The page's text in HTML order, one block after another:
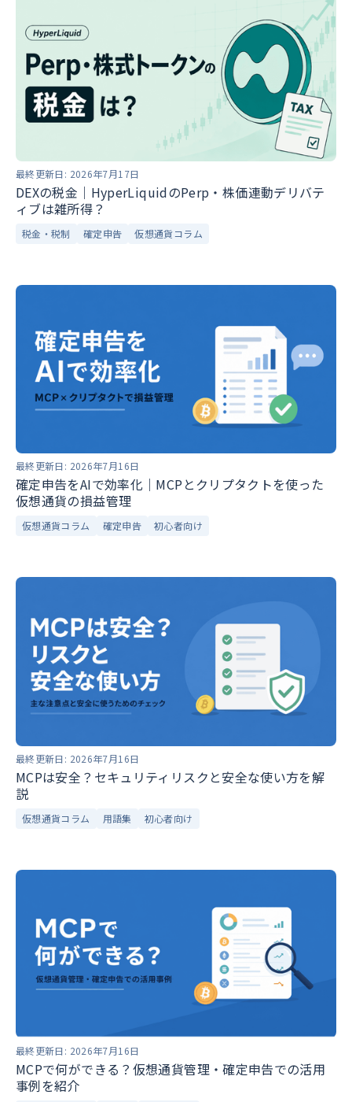
最終更新日: 2026年7月17日
DEXの税金｜HyperLiquidのPerp・株価連動デリバテ
ィブは雑所得？
税金・税制 確定申告 仮想通貨コラム
最終更新日: 2026年7月16日
確定申告をAIで効率化｜MCPとクリプタクトを使った
仮想通貨の損益管理
仮想通貨コラム 確定申告 初心者向け
最終更新日: 2026年7月16日
MCPは安全？セキュリティリスクと安全な使い方を解
説
仮想通貨コラム 用語集 初心者向け
最終更新日: 2026年7月16日
MCPで何ができる？仮想通貨管理・確定申告での活用
事例を紹介